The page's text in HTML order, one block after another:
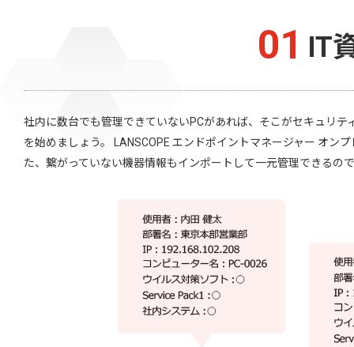
01 IT
社内に数台でも管理できていないPCがあれば、そこがセキュリ
を始めましょう。 LANSCOPE エンドポイントマネージャー オン
た、繋がっていない機器情報もインポートして一元管理できるの